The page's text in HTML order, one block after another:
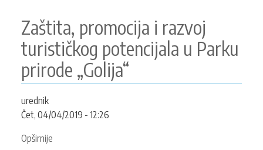
Zaštita, promocija i razvoj
turističkog potencijala u Parku
prirode „Golija“
urednik
Čet, 04/04/2019 - 12:26
Opširnije